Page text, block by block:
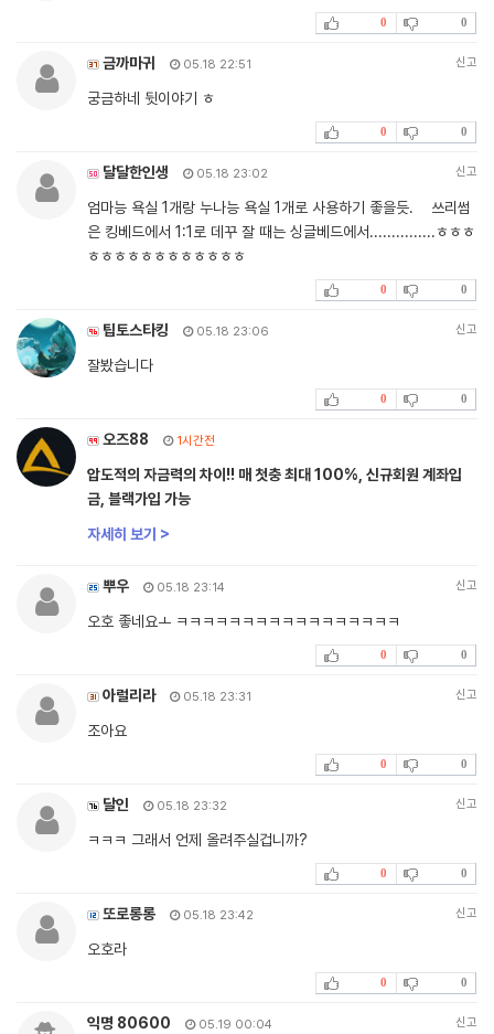
0 0
금까마귀 05.18 22:51 신고
궁금하네 뒷이야기 ㅎ
0 0
달달한인생 05.18 23:02 신고
엄마능 욕실 1개랑 누나능 욕실 1개로 사용하기 좋을듯. 쓰리썸
은 킹베드에서 1:1로 데꾸 잘 때는 싱글베드에서...............ㅎㅎㅎ
ㅎㅎㅎㅎㅎㅎㅎㅎㅎㅎㅎㅎ
0 0
팁토스타킹 05.18 23:06 신고
잘봤습니다
0 0
오즈88 1시간전
압도적의 자금력의 차이!! 매 첫충 최대 100%, 신규회원 계좌입
금, 블랙가입 가능
자세히 보기 >
뿌우 05.18 23:14 신고
오호 좋네요ㅗ ㅋㅋㅋㅋㅋㅋㅋㅋㅋㅋㅋㅋㅋㅋㅋㅋㅋ
0 0
아럴리라 05.18 23:31 신고
조아요
0 0
달인 05.18 23:32 신고
ㅋㅋㅋ 그래서 언제 올려주실겁니까?
0 0
또로롱롱 05.18 23:42 신고
오호라
0 0
익명 80600 05.19 00:04 신고